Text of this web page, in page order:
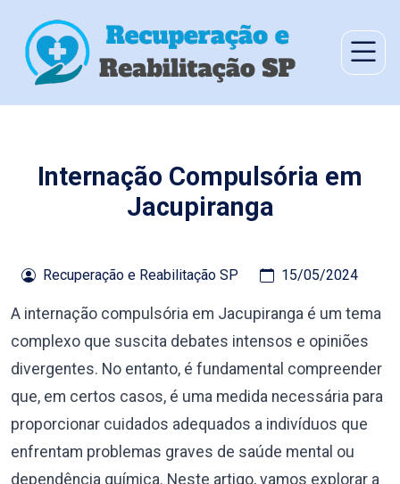
Internação Compulsória em
Jacupiranga
Recuperação e Reabilitação SP 15/05/2024
A internação compulsória em Jacupiranga é um tema
complexo que suscita debates intensos e opiniões
divergentes. No entanto, é fundamental compreender
que, em certos casos, é uma medida necessária para
proporcionar cuidados adequados a indivíduos que
enfrentam problemas graves de saúde mental ou
dependência química. Neste artigo, vamos explorar a